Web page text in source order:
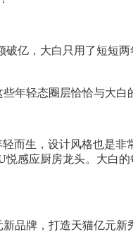
亿，大白只用了短短
年轻态圈层恰恰与大白
而生，设计风格也是非
感应厨房龙头。大白
品牌，打造天猫亿元